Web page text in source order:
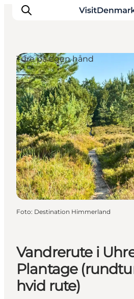
Inspiration
Destinationer
Oplevelser
Overnatning
Planlæg ferien
Vandrerute i
Plantage
hvid rute)
Ture på egen hånd
Foto: Destination Himmerland